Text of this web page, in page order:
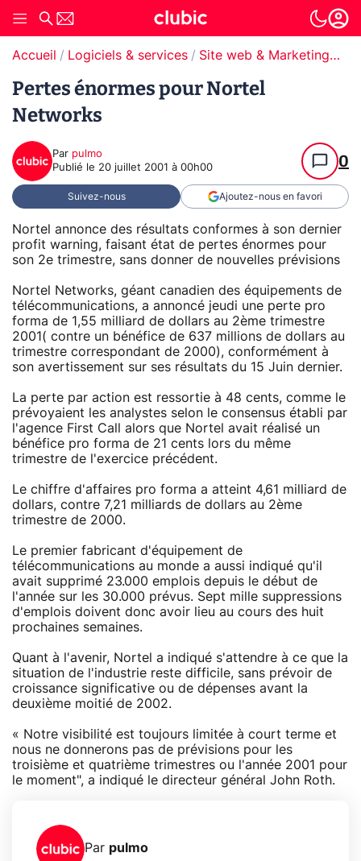
Accueil Logiciels & services Site web & Marketing Digital
Pertes énormes pour Nortel
Networks
Par pulmo
Publié le 20 juillet 2001 à 00h00 0
Suivez-nous Ajoutez-nous en favori
Nortel annonce des résultats conformes à son dernier
profit warning, faisant état de pertes énormes pour
son 2e trimestre, sans donner de nouvelles prévisions
Nortel Networks, géant canadien des équipements de
télécommunications, a annoncé jeudi une perte pro
forma de 1,55 milliard de dollars au 2ème trimestre
2001( contre un bénéfice de 637 millions de dollars au
trimestre correspondant de 2000), conformément à
son avertissement sur ses résultats du 15 Juin dernier.
La perte par action est ressortie à 48 cents, comme le
prévoyaient les analystes selon le consensus établi par
l'agence First Call alors que Nortel avait réalisé un
bénéfice pro forma de 21 cents lors du même
trimestre de l'exercice précédent.
Le chiffre d'affaires pro forma a atteint 4,61 milliard de
dollars, contre 7,21 milliards de dollars au 2ème
trimestre de 2000.
Le premier fabricant d'équipement de
télécommunications au monde a aussi indiqué qu'il
avait supprimé 23.000 emplois depuis le début de
l'année sur les 30.000 prévus. Sept mille suppressions
d'emplois doivent donc avoir lieu au cours des huit
prochaines semaines.
Quant à l'avenir, Nortel a indiqué s'attendre à ce que la
situation de l'industrie reste difficile, sans prévoir de
croissance significative ou de dépenses avant la
deuxième moitié de 2002.
« Notre visibilité est toujours limitée à court terme et
nous ne donnerons pas de prévisions pour les
troisième et quatrième trimestres ou l'année 2001 pour
le moment", a indiqué le directeur général John Roth.
Par pulmo